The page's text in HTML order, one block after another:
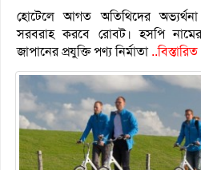
হোটেলে আগত অতিথিদের অভ্যর্থনা
সরবরাহ করবে রোবট। হসপি
জাপানের প্রযুক্তি পণ্য নির্মাতা..বিস্তারিত